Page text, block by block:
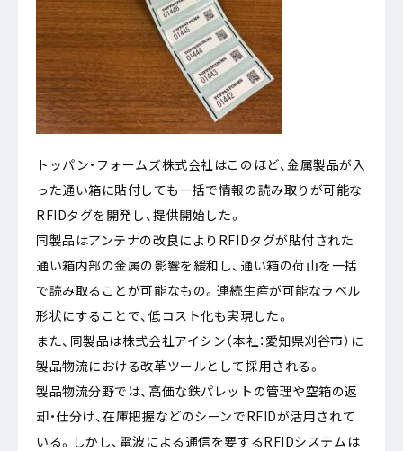
トッパン・フォームズ株式会社はこのほど、金属製品が入
った通い箱に貼付しても一括で情報の読み取りが可能な
RFIDタグを開発し、提供開始した。
同製品はアンテナの改良によりRFIDタグが貼付された
通い箱内部の金属の影響を緩和し、通い箱の荷山を一括
で読み取ることが可能なもの。連続生産が可能なラベル
形状にすることで、低コスト化も実現した。
また、同製品は株式会社アイシン（本社：愛知県刈谷市）に
製品物流における改革ツールとして採用される。
製品物流分野では、高価な鉄パレットの管理や空箱の返
却・仕分け、在庫把握などのシーンでRFIDが活用されて
いる。しかし、電波による通信を要するRFIDシステムは